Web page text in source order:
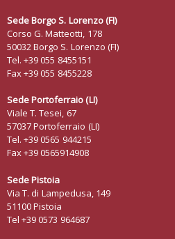
Sede Borgo S. Lorenzo (FI)
Corso G. Matteotti, 178
50032 Borgo S. Lorenzo (FI)
Tel. +39 055 8455151
Fax +39 055 8455228
Sede Portoferraio (LI)
Viale T. Tesei, 67
57037 Portoferraio (LI)
Tel. +39 0565 944215
Fax +39 0565914908
Sede Pistoia
Via T. di Lampedusa, 149
51100 Pistoia
Tel +39 0573 964687